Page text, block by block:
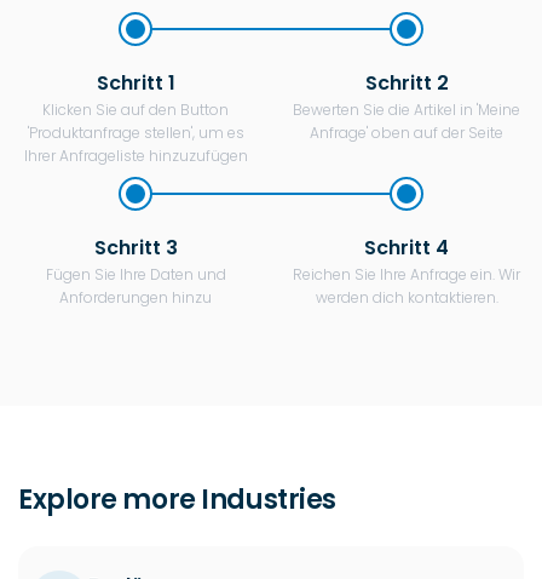
Schritt 1
Klicken Sie auf den Button
'Produktanfrage stellen', um es
Ihrer Anfrageliste hinzuzufügen
Schritt 2
Bewerten Sie die Artikel in 'Meine
Anfrage' oben auf der Seite
Schritt 3
Fügen Sie Ihre Daten und
Anforderungen hinzu
Schritt 4
Reichen Sie Ihre Anfrage ein. Wir
werden dich kontaktieren.
Explore more Industries